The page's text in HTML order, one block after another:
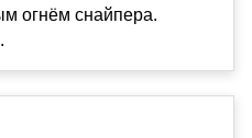
огнём снайпера.